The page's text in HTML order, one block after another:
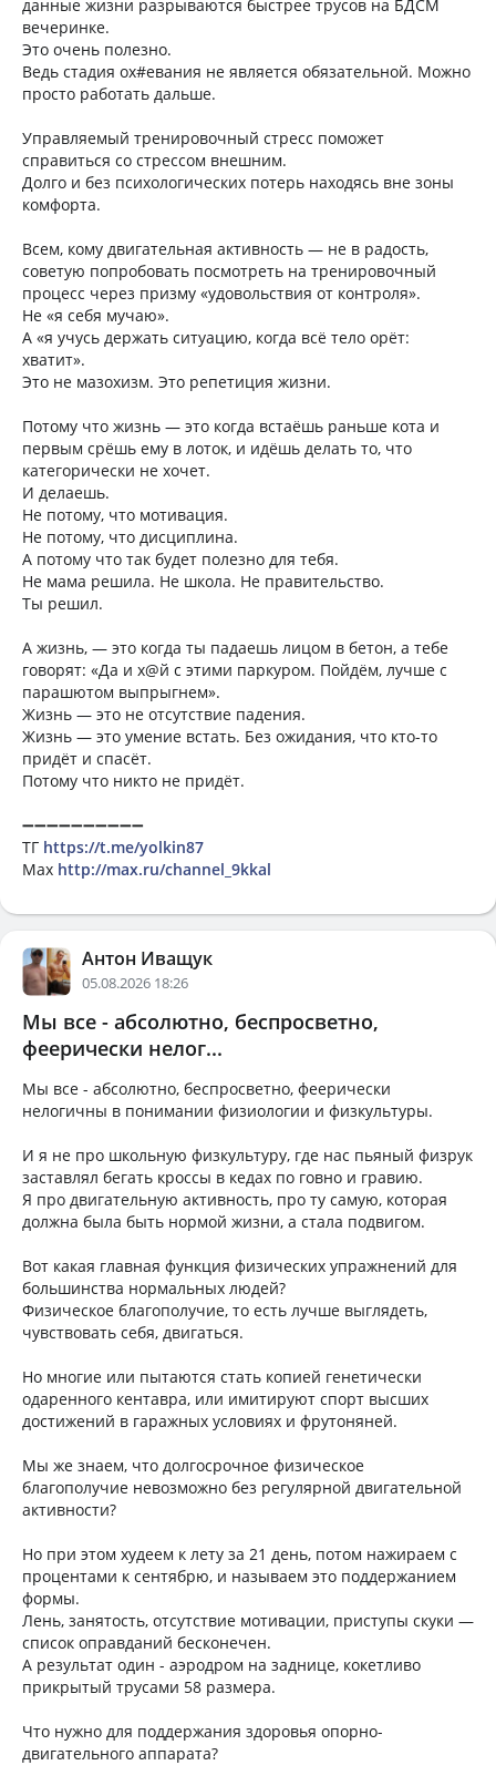
данные жизни разрываются быстрее трусов на БДСМ
вечеринке.
Это очень полезно.
Ведь стадия ох#евания не является обязательной. Можно
просто работать дальше.
Управляемый тренировочный стресс поможет
справиться со стрессом внешним.
Долго и без психологических потерь находясь вне зоны
комфорта.
Всем, кому двигательная активность — не в радость,
советую попробовать посмотреть на тренировочный
процесс через призму «удовольствия от контроля».
Не «я себя мучаю».
А «я учусь держать ситуацию, когда всё тело орёт:
хватит».
Это не мазохизм. Это репетиция жизни.
Потому что жизнь — это когда встаёшь раньше кота и
первым срёшь ему в лоток, и идёшь делать то, что
категорически не хочет.
И делаешь.
Не потому, что мотивация.
Не потому, что дисциплина.
А потому что так будет полезно для тебя.
Не мама решила. Не школа. Не правительство.
Ты решил.
А жизнь, — это когда ты падаешь лицом в бетон, а тебе
говорят: «Да и х@й с этими паркуром. Пойдём, лучше с
парашютом выпрыгнем».
Жизнь — это не отсутствие падения.
Жизнь — это умение встать. Без ожидания, что кто-то
придёт и спасёт.
Потому что никто не придёт.
➖➖➖➖➖➖➖➖➖➖
ТГ https://t.me/yolkin87
Мах http://max.ru/channel_9kkal
Антон Иващук
05.08.2026 18:26
Мы все - абсолютно, беспросветно,
феерически нелог...
Мы все - абсолютно, беспросветно, феерически
нелогичны в понимании физиологии и физкультуры.
И я не про школьную физкультуру, где нас пьяный физрук
заставлял бегать кроссы в кедах по говно и гравию.
Я про двигательную активность, про ту самую, которая
должна была быть нормой жизни, а стала подвигом.
Вот какая главная функция физических упражнений для
большинства нормальных людей?
Физическое благополучие, то есть лучше выглядеть,
чувствовать себя, двигаться.
Но многие или пытаются стать копией генетически
одаренного кентавра, или имитируют спорт высших
достижений в гаражных условиях и фрутоняней.
Мы же знаем, что долгосрочное физическое
благополучие невозможно без регулярной двигательной
активности?
Но при этом худеем к лету за 21 день, потом нажираем с
процентами к сентябрю, и называем это поддержанием
формы.
Лень, занятость, отсутствие мотивации, приступы скуки —
список оправданий бесконечен.
А результат один - аэродром на заднице, кокетливо
прикрытый трусами 58 размера.
Что нужно для поддержания здоровья опорно-
двигательного аппарата?